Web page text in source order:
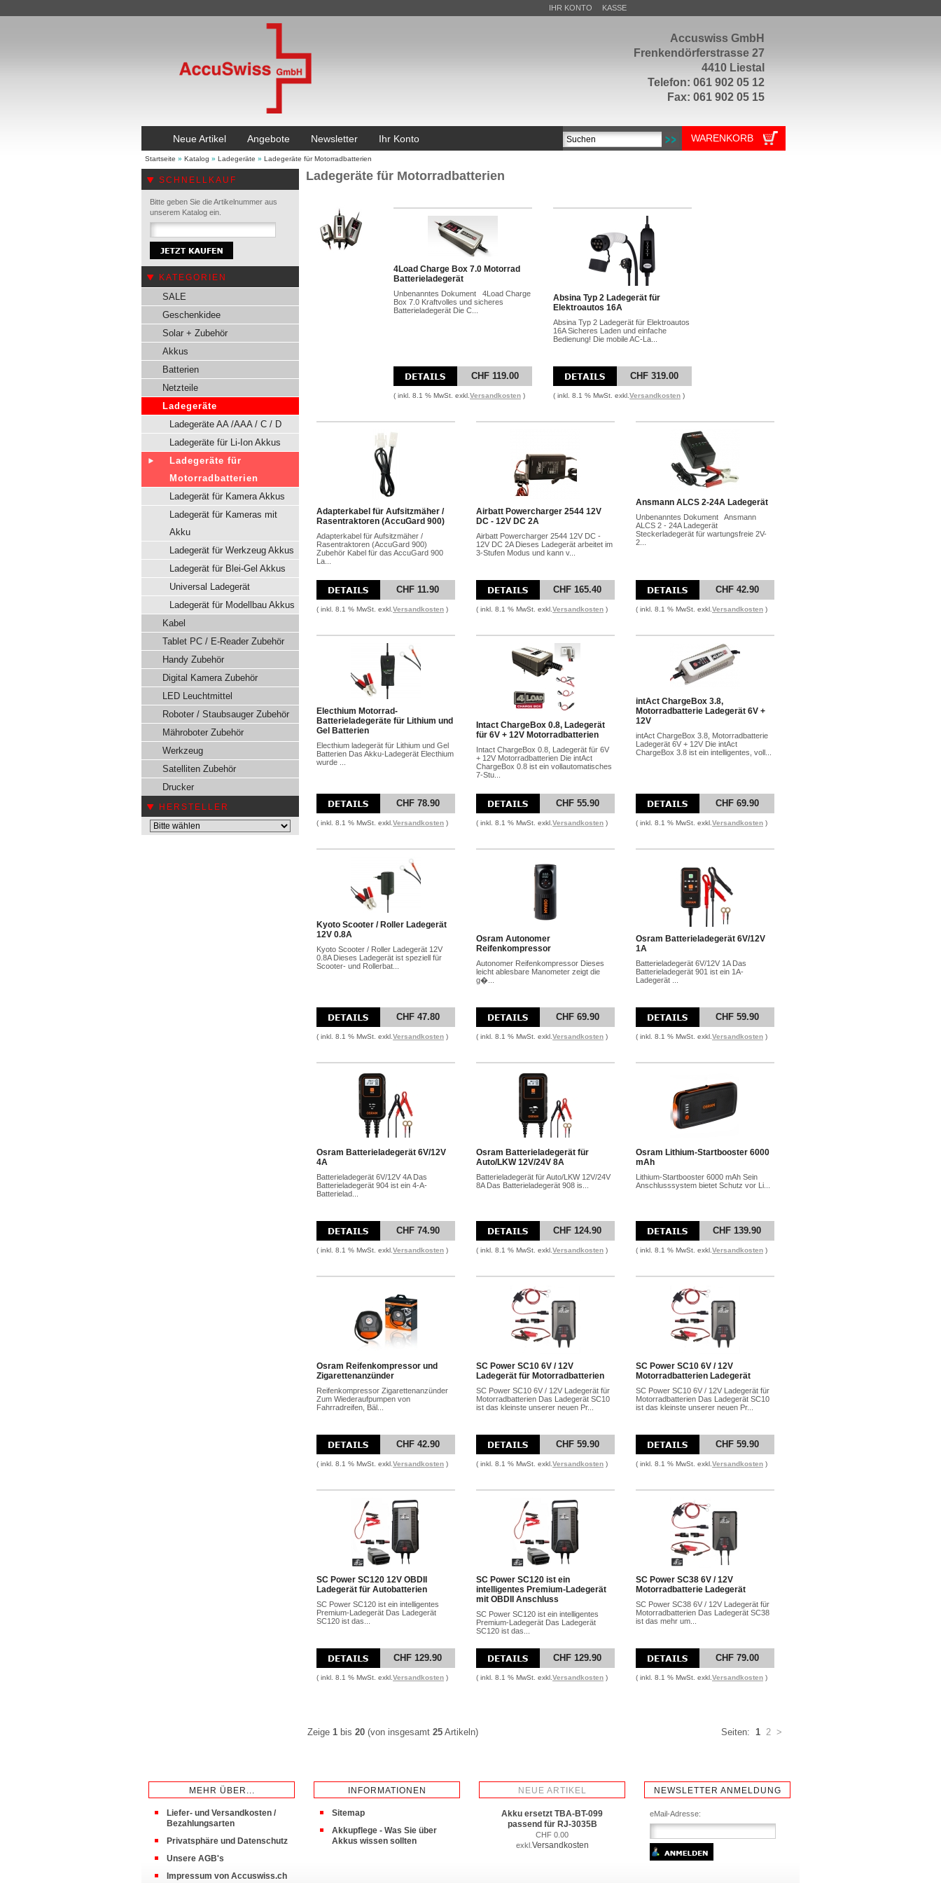
Accuswiss GmbH
Frenkendörferstrasse 27
4410 Liestal
Telefon: 061 902 05 12
Fax: 061 902 05 15
IHR KONTO KASSE
Neue Artikel Angebote Newsletter Ihr Konto WARENKORB
Startseite » Katalog » Ladegeräte » Ladegeräte für Motorradbatterien
SCHNELLKAUF
Bitte geben Sie die Artikelnummer aus
unserem Katalog ein.
KATEGORIEN
SALE
Geschenkidee
Solar + Zubehör
Akkus
Batterien
Netzteile
Ladegeräte
Ladegeräte AA /AAA / C / D
Ladegeräte für Li-Ion Akkus
Ladegeräte für
Motorradbatterien
Ladegerät für Kamera Akkus
Ladegerät für Kameras mit
Akku
Ladegerät für Werkzeug Akkus
Ladegerät für Blei-Gel Akkus
Universal Ladegerät
Ladegerät für Modellbau Akkus
Kabel
Tablet PC / E-Reader Zubehör
Handy Zubehör
Digital Kamera Zubehör
LED Leuchtmittel
Roboter / Staubsauger Zubehör
Mähroboter Zubehör
Werkzeug
Satelliten Zubehör
Drucker
HERSTELLER
Ladegeräte für Motorradbatterien
4Load Charge Box 7.0 Motorrad
Batterieladegerät
Unbenanntes Dokument 4Load Charge
Box 7.0 Kraftvolles und sicheres
Batterieladegerät Die C...
CHF 119.00
( inkl. 8.1 % MwSt. exkl. Versandkosten )
Absina Typ 2 Ladegerät für
Elektroautos 16A
Absina Typ 2 Ladegerät für Elektroautos
16A Sicheres Laden und einfache
Bedienung! Die mobile AC-La...
CHF 319.00
( inkl. 8.1 % MwSt. exkl. Versandkosten )
Adapterkabel für Aufsitzmäher /
Rasentraktoren (AccuGard 900)
Adapterkabel für Aufsitzmäher /
Rasentraktoren (AccuGard 900)
Zubehör Kabel für das AccuGard 900
La...
CHF 11.90
( inkl. 8.1 % MwSt. exkl. Versandkosten )
Airbatt Powercharger 2544 12V
DC - 12V DC 2A
Airbatt Powercharger 2544 12V DC -
12V DC 2A Dieses Ladegerät arbeitet im
3-Stufen Modus und kann v...
CHF 165.40
( inkl. 8.1 % MwSt. exkl. Versandkosten )
Ansmann ALCS 2-24A Ladegerät
Unbenanntes Dokument Ansmann
ALCS 2 - 24A Ladegerät
Steckerladegerät für wartungsfreie 2V-
2...
CHF 42.90
( inkl. 8.1 % MwSt. exkl. Versandkosten )
Electhium Motorrad-
Batterieladegeräte für Lithium und
Gel Batterien
Electhium ladegerät für Lithium und Gel
Batterien Das Akku-Ladegerät Electhium
wurde ...
CHF 78.90
( inkl. 8.1 % MwSt. exkl. Versandkosten )
Intact ChargeBox 0.8, Ladegerät
für 6V + 12V Motorradbatterien
Intact ChargeBox 0.8, Ladegerät für 6V
+ 12V Motorradbatterien Die intAct
ChargeBox 0.8 ist ein vollautomatisches
7-Stu...
CHF 55.90
( inkl. 8.1 % MwSt. exkl. Versandkosten )
intAct ChargeBox 3.8,
Motorradbatterie Ladegerät 6V +
12V
intAct ChargeBox 3.8, Motorradbatterie
Ladegerät 6V + 12V Die intAct
ChargeBox 3.8 ist ein intelligentes, voll...
CHF 69.90
( inkl. 8.1 % MwSt. exkl. Versandkosten )
Kyoto Scooter / Roller Ladegerät
12V 0.8A
Kyoto Scooter / Roller Ladegerät 12V
0.8A Dieses Ladegerät ist speziell für
Scooter- und Rollerbat...
CHF 47.80
( inkl. 8.1 % MwSt. exkl. Versandkosten )
Osram Autonomer
Reifenkompressor
Autonomer Reifenkompressor Dieses
leicht ablesbare Manometer zeigt die
g�...
CHF 69.90
( inkl. 8.1 % MwSt. exkl. Versandkosten )
Osram Batterieladegerät 6V/12V
1A
Batterieladegerät 6V/12V 1A Das
Batterieladegerät 901 ist ein 1A-
Ladegerät ...
CHF 59.90
( inkl. 8.1 % MwSt. exkl. Versandkosten )
Osram Batterieladegerät 6V/12V
4A
Batterieladegerät 6V/12V 4A Das
Batterieladegerät 904 ist ein 4-A-
Batterielad...
CHF 74.90
( inkl. 8.1 % MwSt. exkl. Versandkosten )
Osram Batterieladegerät für
Auto/LKW 12V/24V 8A
Batterieladegerät für Auto/LKW 12V/24V
8A Das Batterieladegerät 908 is...
CHF 124.90
( inkl. 8.1 % MwSt. exkl. Versandkosten )
Osram Lithium-Startbooster 6000
mAh
Lithium-Startbooster 6000 mAh Sein
Anschlusssystem bietet Schutz vor Li...
CHF 139.90
( inkl. 8.1 % MwSt. exkl. Versandkosten )
Osram Reifenkompressor und
Zigarettenanzünder
Reifenkompressor Zigarettenanzünder
Zum Wiederaufpumpen von
Fahrradreifen, Bäl...
CHF 42.90
( inkl. 8.1 % MwSt. exkl. Versandkosten )
SC Power SC10 6V / 12V
Ladegerät für Motorradbatterien
SC Power SC10 6V / 12V Ladegerät für
Motorradbatterien Das Ladegerät SC10
ist das kleinste unserer neuen Pr...
CHF 59.90
( inkl. 8.1 % MwSt. exkl. Versandkosten )
SC Power SC10 6V / 12V
Motorradbatterien Ladegerät
SC Power SC10 6V / 12V Ladegerät für
Motorradbatterien Das Ladegerät SC10
ist das kleinste unserer neuen Pr...
CHF 59.90
( inkl. 8.1 % MwSt. exkl. Versandkosten )
SC Power SC120 12V OBDII
Ladegerät für Autobatterien
SC Power SC120 ist ein intelligentes
Premium-Ladegerät Das Ladegerät
SC120 ist das...
CHF 129.90
( inkl. 8.1 % MwSt. exkl. Versandkosten )
SC Power SC120 ist ein
intelligentes Premium-Ladegerät
mit OBDII Anschluss
SC Power SC120 ist ein intelligentes
Premium-Ladegerät Das Ladegerät
SC120 ist das...
CHF 129.90
( inkl. 8.1 % MwSt. exkl. Versandkosten )
SC Power SC38 6V / 12V
Motorradbatterie Ladegerät
SC Power SC38 6V / 12V Ladegerät für
Motorradbatterien Das Ladegerät SC38
ist das mehr um...
CHF 79.00
( inkl. 8.1 % MwSt. exkl. Versandkosten )
Zeige 1 bis 20 (von insgesamt 25 Artikeln) Seiten: 1 2 >
MEHR ÜBER...
Liefer- und Versandkosten /
Bezahlungsarten
Privatsphäre und Datenschutz
Unsere AGB's
Impressum von Accuswiss.ch
INFORMATIONEN
Sitemap
Akkupflege - Was Sie über
Akkus wissen sollten
NEUE ARTIKEL
Akku ersetzt TBA-BT-099
passend für RJ-3035B
CHF 0.00
exkl. Versandkosten
NEWSLETTER ANMELDUNG
eMail-Adresse: